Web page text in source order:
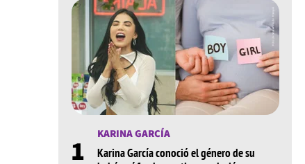
1
KARINA GARCÍA
Karina García conoció el género de su